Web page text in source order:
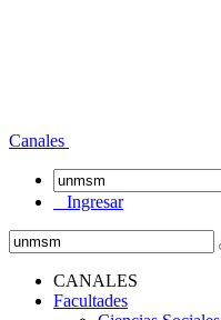
Canales
Ingresar
CANALES
Facultades